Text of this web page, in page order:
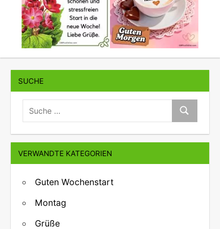
SUCHE
suche:
Suche
VERWANDTE KATEGORIEN
Guten Wochenstart
Montag
Grüße